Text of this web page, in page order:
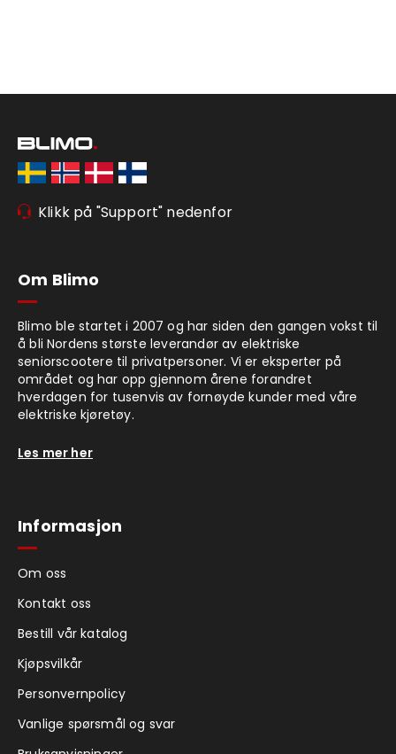
Klikk på "Support" nedenfor
Om Blimo
Blimo ble startet i 2007 og har siden den gangen vokst til
å bli Nordens største leverandør av elektriske
seniorscootere til privatpersoner. Vi er eksperter på
området og har opp gjennom årene forandret
hverdagen for tusenvis av fornøyde kunder med våre
elektriske kjøretøy.
Les mer her
Informasjon
Om oss
Kontakt oss
Bestill vår katalog
Kjøpsvilkår
Personvernpolicy
Vanlige spørsmål og svar